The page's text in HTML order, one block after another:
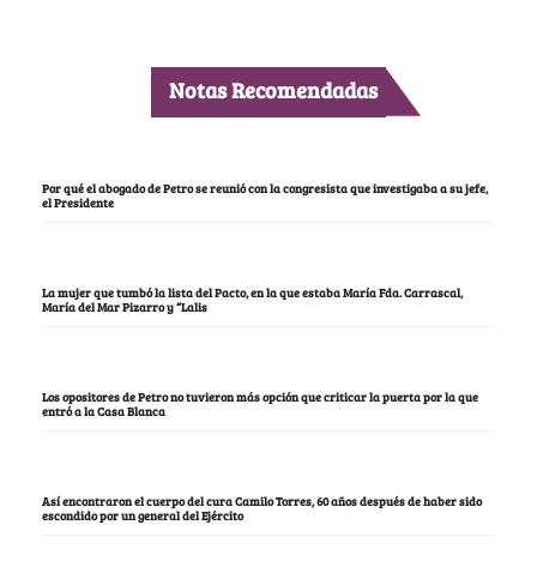
Notas Recomendadas
Por qué el abogado de Petro se reunió con la congresista que investigaba a su jefe,
el Presidente
La mujer que tumbó la lista del Pacto, en la que estaba María Fda. Carrascal,
María del Mar Pizarro y “Lalis
Los opositores de Petro no tuvieron más opción que criticar la puerta por la que
entró a la Casa Blanca
Así encontraron el cuerpo del cura Camilo Torres, 60 años después de haber sido
escondido por un general del Ejército